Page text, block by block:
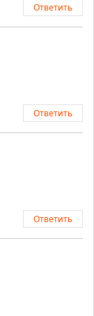
Ответить
Ответить
Ответить